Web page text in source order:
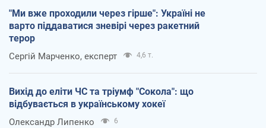
"Ми вже проходили через гірше": Україні не
варто піддаватися зневірі через ракетний
терор
Сергій Марченко, експерт 4,6 т.
Вихід до еліти ЧС та тріумф "Сокола": що
відбувається в українському хокеї
Олександр Липенко 6